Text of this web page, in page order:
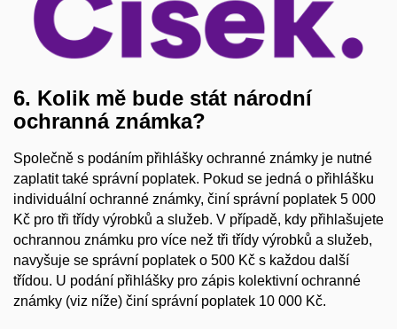
6. Kolik mě bude stát národní
ochranná známka?
Společně s podáním přihlášky ochranné známky je nutné
zaplatit také správní poplatek. Pokud se jedná o přihlášku
individuální ochranné známky, činí správní poplatek 5 000
Kč pro tři třídy výrobků a služeb. V případě, kdy přihlašujete
ochrannou známku pro více než tři třídy výrobků a služeb,
navyšuje se správní poplatek o 500 Kč s každou další
třídou. U podání přihlášky pro zápis kolektivní ochranné
známky (viz níže) činí správní poplatek 10 000 Kč.